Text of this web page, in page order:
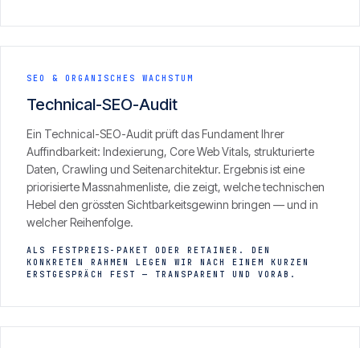
SEO & ORGANISCHES WACHSTUM
Technical-SEO-Audit
Ein Technical-SEO-Audit prüft das Fundament Ihrer
Auffindbarkeit: Indexierung, Core Web Vitals, strukturierte
Daten, Crawling und Seitenarchitektur. Ergebnis ist eine
priorisierte Massnahmenliste, die zeigt, welche technischen
Hebel den grössten Sichtbarkeitsgewinn bringen — und in
welcher Reihenfolge.
ALS FESTPREIS-PAKET ODER RETAINER. DEN
KONKRETEN RAHMEN LEGEN WIR NACH EINEM KURZEN
ERSTGESPRÄCH FEST — TRANSPARENT UND VORAB.